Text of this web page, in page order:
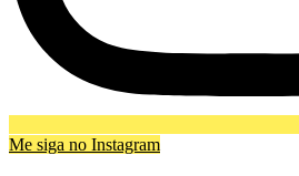
Me siga no Instagram